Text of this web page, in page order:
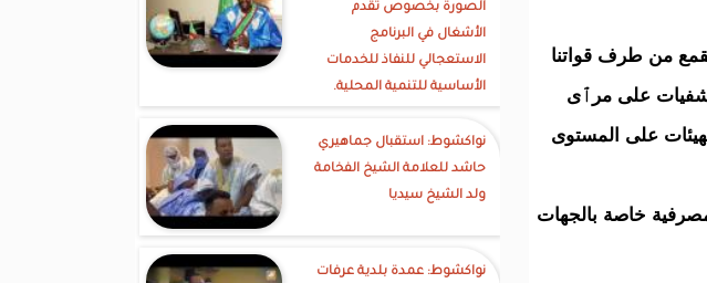
من طرف قواتنا
على مرٱى
على المستوى
خاصة بالجهات
الصورة بخصوص تقدم
الأشغال في البرنامج
الاستعجالي للنفاذ للخدمات
الأساسية للتنمية المحلية.
نواكشوط: استقبال جماهيري
حاشد للعلامة الشيخ الفخامة
ولد الشيخ سيديا
نواكشوط: عمدة بلدية عرفات